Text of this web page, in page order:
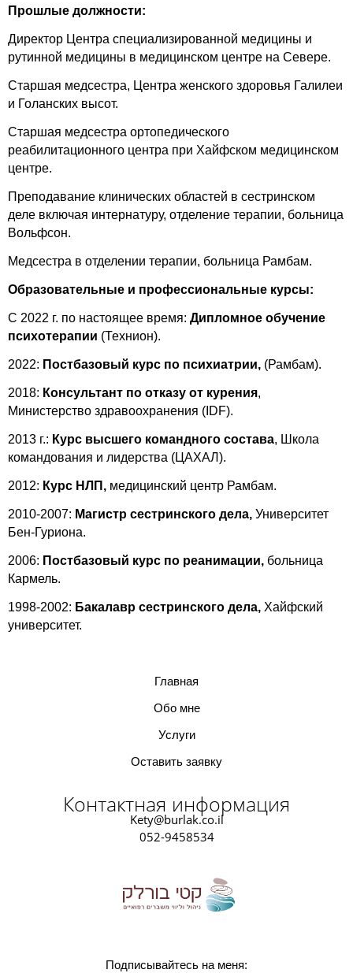
Прошлые должности:
Директор Центра специализированной медицины и
рутинной медицины в медицинском центре на Севере.
Старшая медсестра, Центра женского здоровья Галилеи
и Голанских высот.
Старшая медсестра ортопедического
реабилитационного центра при Хайфском медицинском
центре.
Преподавание клинических областей в сестринском
деле включая интернатуру, отделение терапии, больница
Вольфсон.
Медсестра в отделении терапии, больница Рамбам.
Образовательные и профессиональные курсы:
С 2022 г. по настоящее время: Дипломное обучение
психотерапии (Технион).
2022: Постбазовый курс по психиатрии, (Рамбам).
2018: Консультант по отказу от курения,
Министерство здравоохранения (IDF).
2013 г.: Курс высшего командного состава, Школа
командования и лидерства (ЦАХАЛ).
2012: Курс НЛП, медицинский центр Рамбам.
2010-2007: Магистр сестринского дела, Университет
Бен-Гуриона.
2006: Постбазовый курс по реанимации, больница
Кармель.
1998-2002: Бакалавр сестринского дела, Хайфский
университет.
Главная
Обо мне
Услуги
Оставить заявку
Контактная информация
Kety@burlak.co.il
052-9458534
Подписывайтесь на меня: